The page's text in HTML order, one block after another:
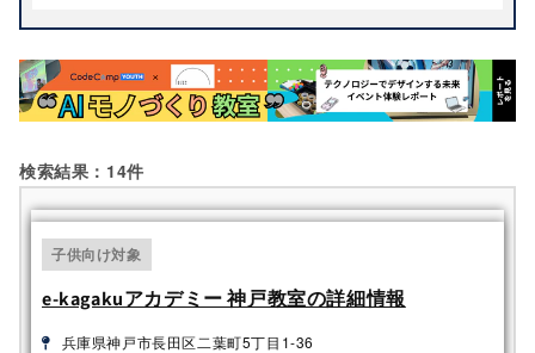
Roblox Ruby
Scratch ScratchJr
Sphero
アーテックブロック
ビジュアル言語
ボット
プログラミング ロボット
動画制作
検索結果：14件
子供向け対象
e-kagakuアカデミー 神戸教室の詳細情報
兵庫県神戸市長田区二葉町5丁目1-36